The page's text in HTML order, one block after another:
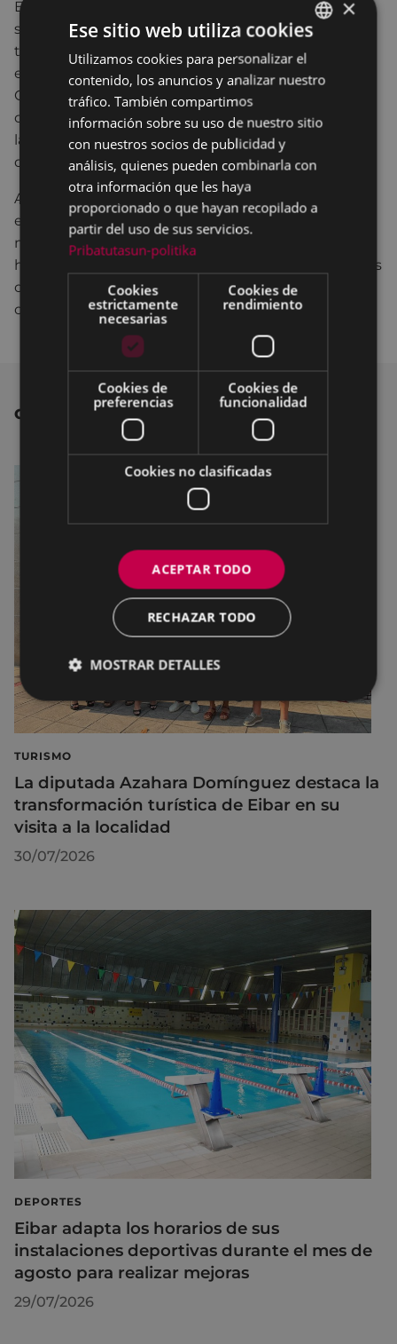
Entre estas actuaciones figuran la progresiva
sustitución de luminarias tradicionales por otras de
tipo LED, el impulso de criterios medioambientales
en los diferentes aspectos del Plan General de
Ordenación Urbana, la instalación en todo Eibar de
contenedores para la recogida de materia orgánica,
la instalación en determinados puntos de calderas
de biomasa o los paneles de energía solar.
Asimismo, se han aplicado sistemas de ahorro
energético en las escaleras y rampas mecánicas
mediante la instalación del sistema ‘stop&go’, y se
ha llevado a cabo un proceso de modificación de los
contratos de suministro de electricidad y gas para
obtener ahorros energéticos y de consumo.
OTRAS NOTICIAS
TURISMO
La diputada Azahara Domínguez destaca la
transformación turística de Eibar en su
visita a la localidad
30/07/2026
DEPORTES
Eibar adapta los horarios de sus
instalaciones deportivas durante el mes de
agosto para realizar mejoras
29/07/2026
BASQUE
SPANISH
×
Ese sitio web utiliza cookies
Utilizamos cookies para personalizar el
contenido, los anuncios y analizar nuestro
tráfico. También compartimos
información sobre su uso de nuestro sitio
con nuestros socios de publicidad y
análisis, quienes pueden combinarla con
otra información que les haya
proporcionado o que hayan recopilado a
partir del uso de sus servicios.
Pribatutasun-politika
Cookies
estrictamente
necesarias
Cookies de
rendimiento
Cookies de
preferencias
Cookies de
funcionalidad
Cookies no clasificadas
ACEPTAR TODO
RECHAZAR TODO
MOSTRAR DETALLES